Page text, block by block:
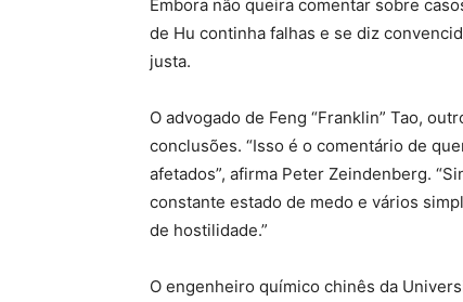
Embora não queira comentar sobre
de Hu continha falhas e se diz
justa.
O advogado de Feng “Franklin” Tao,
conclusões. “Isso é o comentário de
afetados”, afirma Peter Zeindenberg.
constante estado de medo e vários
de hostilidade.”
O engenheiro químico chinês da